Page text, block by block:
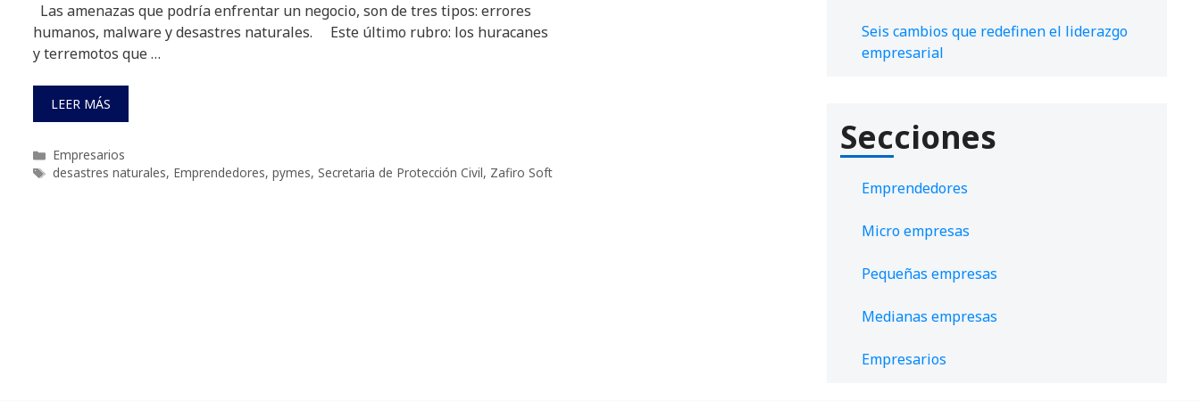
Las amenazas que podría enfrentar un negocio, son de tres tipos: errores
humanos, malware y desastres naturales. Este último rubro: los huracanes
y terremotos que …
LEER MÁS
Categorías
Empresarios
Etiquetas
desastres naturales, Emprendedores, pymes, Secretaria de Protección Civil, Zafiro Soft
Seis cambios que redefinen el liderazgo
empresarial
Secciones
Emprendedores
Micro empresas
Pequeñas empresas
Medianas empresas
Empresarios